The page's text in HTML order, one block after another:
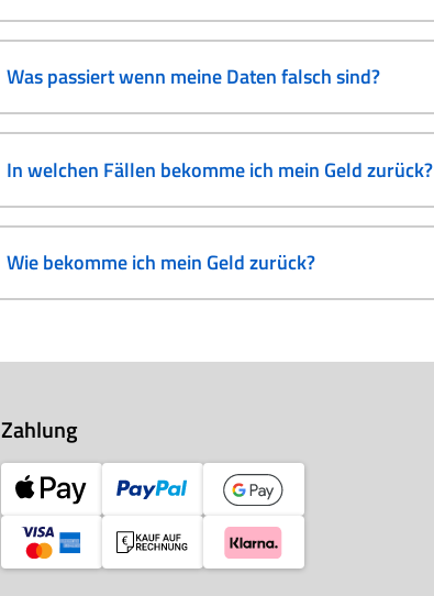
Was passiert wenn meine Daten falsch sind?
In welchen Fällen bekomme ich mein Geld zurück?
Wie bekomme ich mein Geld zurück?
Zahlung